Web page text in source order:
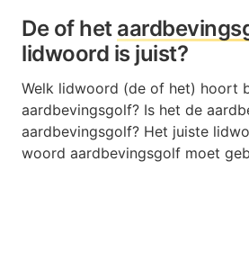
De of het
lidwoord is juist?
Welk lidwoord (de of het) hoort
aardbevingsgolf? Is het de
aardbevingsgolf? Het juiste
woord aardbevingsgolf moet